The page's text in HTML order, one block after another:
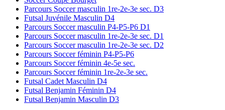
Parcours Soccer masculin 1re-2e-3e sec. D3
Futsal Juvénile Masculin D4
Parcours Soccer masculin P4-P5-P6 D1
Parcours Soccer masculin 1re-2e-3e sec. D1
Parcours Soccer masculin 1re-2e-3e sec. D2
Parcours Soccer féminin P4-P5-P6
Parcours Soccer féminin 4e-5e sec.
Parcours Soccer féminin 1re-2e-3e sec.
Futsal Cadet Masculin D4
Futsal Benjamin Féminin D4
Futsal Benjamin Masculin D3